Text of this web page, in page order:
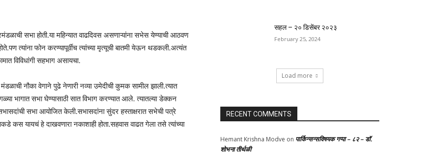
सभा होती.या महिन्यात वाढदिवस असणाऱ्यांना सभेस येण्याची आठवण
त्यांना फोन करण्यापूर्वीच त्यांच्या मृत्यूची बातमी येऊन थडकली.अत्यंत
विविधांगी सहभाग असायचा.
नौका वेगाने पुढे नेणारी नव्या उमेदीची कुमक सामील झाली.त्यात
भागात सभा घेण्यासाठी सात विभाग करण्यात आले. त्यातल्या डेक्कन
सभा आयोजित केली.सभासदांना सुंदर हस्ताक्षरात सभेची पत्रे
कस यायचं हे दाखवणारा नकाशाही होता.सहवास वाढत गेला तसे त्यांच्या
सहल – २० डिसेंबर २०२३
February 25, 2024
Load more
RECENT COMMENTS
Hemant Krishna Modve on पार्किन्सन्सविषयक गप्पा – ८२ – डॉ.
शोभना तीर्थळी